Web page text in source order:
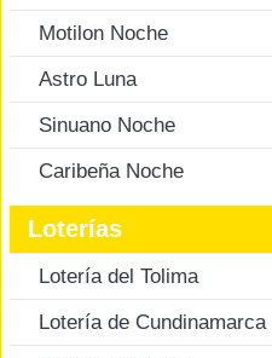
Motilon Noche
Astro Luna
Sinuano Noche
Caribeña Noche
Loterías
Lotería del Tolima
Lotería de Cundinamarca